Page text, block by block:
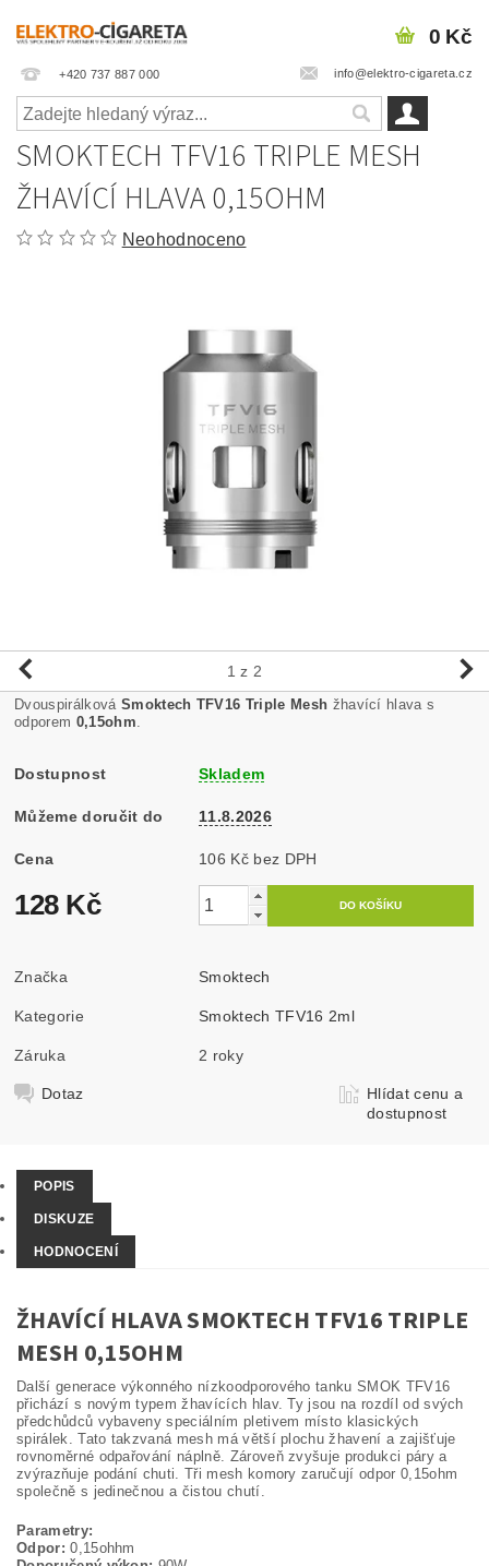
+420 737 887 000 info@elektro-cigareta.cz
0 Kč
SMOKTECH TFV16 TRIPLE MESH
ŽHAVÍCÍ HLAVA 0,15OHM
Neohodnoceno
1 z 2
Dvouspirálková Smoktech TFV16 Triple Mesh žhavící hlava s
odporem 0,15ohm
Dostupnost Skladem
Můžeme doručit do 11.8.2026
Cena 106 Kč bez DPH
128 Kč
Značka Smoktech
Kategorie Smoktech TFV16 2ml
Záruka 2 roky
Dotaz
Hlídat cenu a
dostupnost
POPIS
DISKUZE
HODNOCENÍ
ŽHAVÍCÍ HLAVA SMOKTECH TFV16 TRIPLE
MESH 0,15OHM
Další generace výkonného nízkoodporového tanku SMOK TFV16
přichází s novým typem žhavících hlav. Ty jsou na rozdíl od svých
předchůdců vybaveny speciálním pletivem místo klasických
spirálek. Tato takzvaná mesh má větší plochu žhavení a zajišťuje
rovnoměrné odpařování náplně. Zároveň zvyšuje produkci páry a
zvýrazňuje podání chuti. Tři mesh komory zaručují odpor 0,15ohm
společně s jedinečnou a čistou chutí.
Parametry:
Odpor: 0,15ohhm